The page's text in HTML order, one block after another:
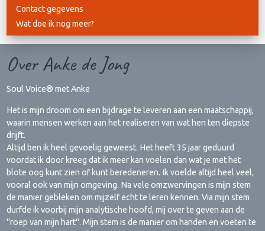
Contact gegevens
Wat doe ik nog meer?
Over Anke de Jong
Soul Voice® met Anke
Het is mijn droom om een bijdrage te leveren aan een maatschappij,
waarin mensen werken aan het realiseren van wat hen ten diepste
drijft.
Altijd ben ik heel gevoelig geweest. Het heeft 35 jaar geduurd
voordat ik door kreeg dat ik meer kan voelen dan wat je met het
blote oog kunt zien of kunt beredeneren. Ik voelde altijd heel veel,
vooral ook van mijn omgeving. Na vele omzwervingen is mijn stem
de manier gebleken om mijzelf echt te leren kennen. Via mijn stem
durfde ik voorbij mijn analytische hoofd, mij over te geven aan de
"roep van mijn hart". Mijn stem is de manier om handen en voeten te